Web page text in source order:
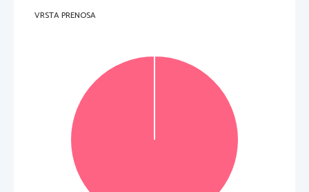
VRSTA PRENOSA